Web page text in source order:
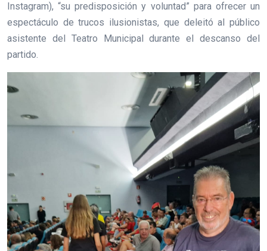
Instagram), “su predisposición y voluntad” para ofrecer un
espectáculo de trucos ilusionistas, que deleitó al público
asistente del Teatro Municipal durante el descanso del
partido.